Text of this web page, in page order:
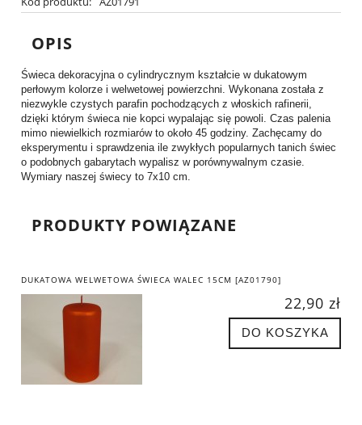
OPIS
Świeca dekoracyjna o cylindrycznym kształcie w dukatowym
perłowym kolorze i welwetowej powierzchni. Wykonana została z
niezwykle czystych parafin pochodzących z włoskich rafinerii,
dzięki którym świeca nie kopci wypalając się powoli. Czas palenia
mimo niewielkich rozmiarów to około 45 godziny. Zachęcamy do
eksperymentu i sprawdzenia ile zwykłych popularnych tanich świec
o podobnych gabarytach wypalisz w porównywalnym czasie.
Wymiary naszej świecy to 7x10 cm.
PRODUKTY POWIĄZANE
DUKATOWA WELWETOWA ŚWIECA WALEC 15CM [AZ01790]
22,90 zł
DO KOSZYKA